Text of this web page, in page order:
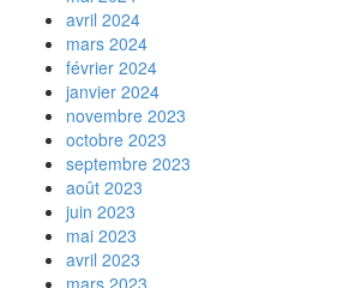
avril 2024
mars 2024
février 2024
janvier 2024
novembre 2023
octobre 2023
septembre 2023
août 2023
juin 2023
mai 2023
avril 2023
mars 2023